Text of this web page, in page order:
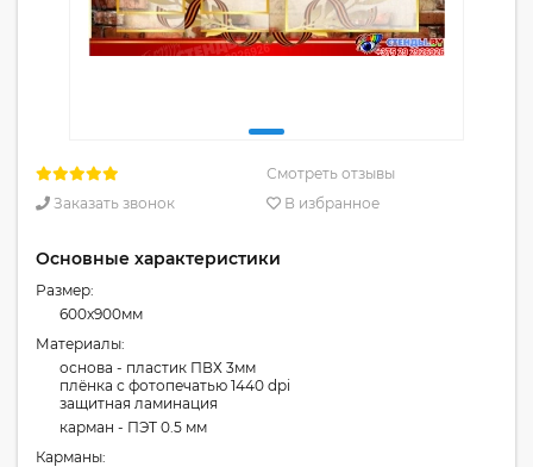
Смотреть отзывы
Заказать звонок
В избранное
Основные характеристики
Размер:
600x900мм
Материалы:
основа - пластик ПВХ 3мм
плёнка с фотопечатью 1440 dpi
защитная ламинация
карман - ПЭТ 0.5 мм
Карманы: